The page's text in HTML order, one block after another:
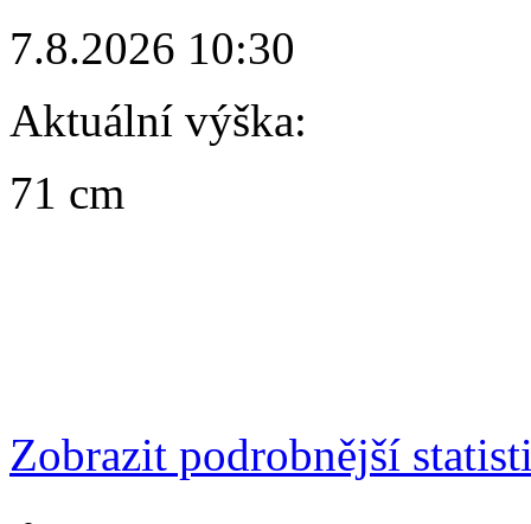
7.8.2026 10:30
Aktuální výška:
71 cm
Zobrazit podrobnější